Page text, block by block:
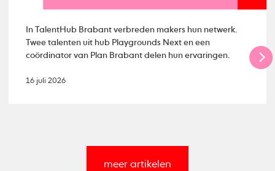
In TalentHub Brabant verbreden makers hun netwerk.
Twee talenten uit hub Playgrounds Next en een
coördinator van Plan Brabant delen hun ervaringen.
16 juli 2026
meer artikelen